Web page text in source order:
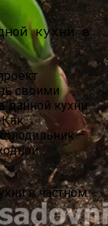
своими
данной кухни
–